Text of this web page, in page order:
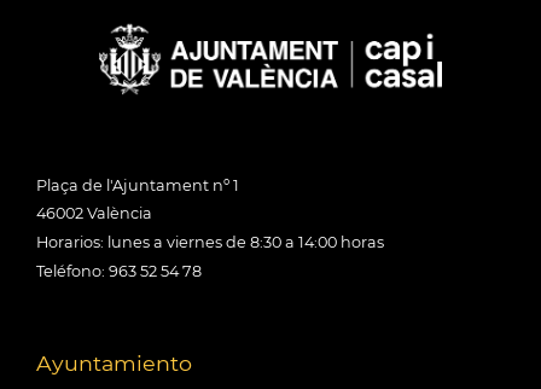
Plaça de l'Ajuntament nº 1
46002 València
Horarios: lunes a viernes de 8:30 a 14:00 horas
Teléfono: 963 52 54 78
Ayuntamiento